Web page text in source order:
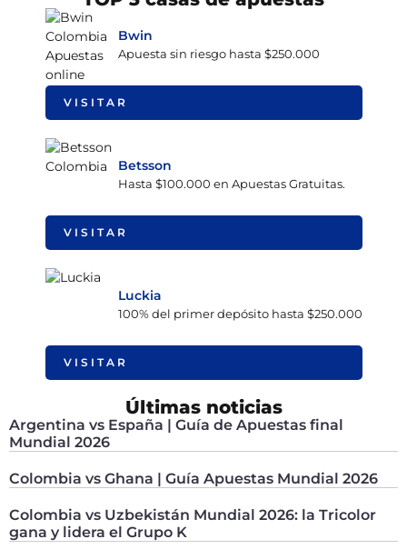
Bwin
Apuesta sin riesgo hasta $250.000
VISITAR
Betsson
Hasta $100.000 en Apuestas Gratuitas.
VISITAR
Luckia
100% del primer depósito hasta $250.000
VISITAR
Últimas noticias
Argentina vs España | Guía de Apuestas final
Mundial 2026
Colombia vs Ghana | Guía Apuestas Mundial 2026
Colombia vs Uzbekistán Mundial 2026: la Tricolor
gana y lidera el Grupo K